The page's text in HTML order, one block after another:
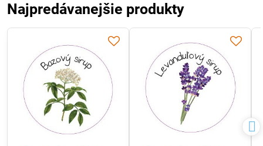
Najpredávanejšie produkty